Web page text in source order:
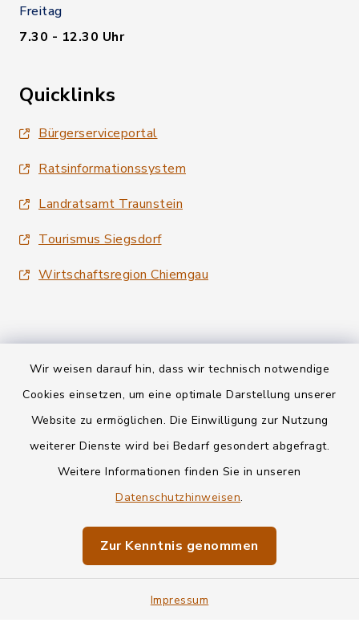
Wir weisen darauf hin, dass wir technisch notwendige
Cookies einsetzen, um eine optimale Darstellung unserer
Website zu ermöglichen. Die Einwilligung zur Nutzung
weiterer Dienste wird bei Bedarf gesondert abgefragt.
Weitere Informationen finden Sie in unseren
Datenschutzhinweisen.
Zur Kenntnis genommen
Impressum
Freitag
7.30 - 12.30 Uhr
Quicklinks
Bürgerserviceportal
Ratsinformationssystem
Landratsamt Traunstein
Tourismus Siegsdorf
Wirtschaftsregion Chiemgau
Kontakt
Informationspflichten
Sitemap